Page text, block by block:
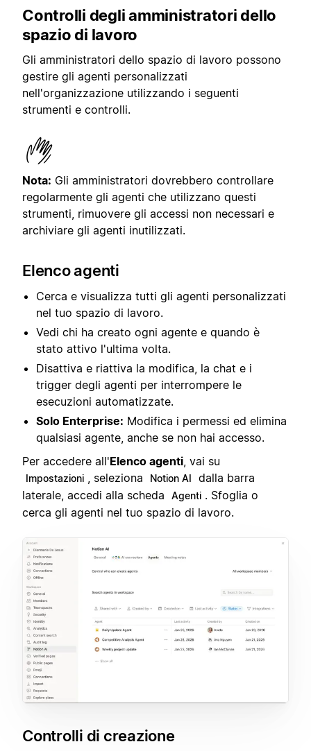
Controlli degli amministratori dello
spazio di lavoro
Gli amministratori dello spazio di lavoro possono
gestire gli agenti personalizzati
nell'organizzazione utilizzando i seguenti
strumenti e controlli.
Nota: Gli amministratori dovrebbero controllare
regolarmente gli agenti che utilizzano questi
strumenti, rimuovere gli accessi non necessari e
archiviare gli agenti inutilizzati.
Elenco agenti
Cerca e visualizza tutti gli agenti personalizzati
nel tuo spazio di lavoro.
Vedi chi ha creato ogni agente e quando è
stato attivo l'ultima volta.
Disattiva e riattiva la modifica, la chat e i
trigger degli agenti per interrompere le
esecuzioni automatizzate.
Solo Enterprise: Modifica i permessi ed elimina
qualsiasi agente, anche se non hai accesso.
Per accedere all'Elenco agenti, vai su
Impostazioni , seleziona Notion AI
dalla barra
laterale, accedi alla scheda
Agenti . Sfoglia o
cerca gli agenti nel tuo spazio di lavoro.
Controlli di creazione